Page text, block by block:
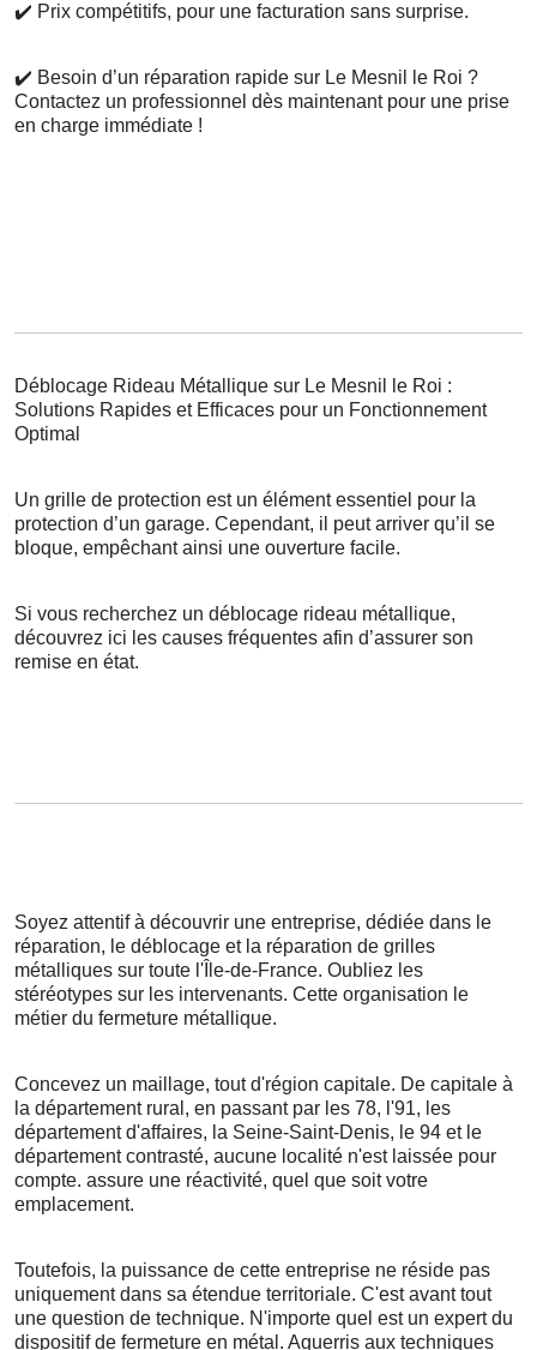
✔️ Prix compétitifs, pour une facturation sans surprise.
✔️ Besoin d’un réparation rapide sur Le Mesnil le Roi ?
Contactez un professionnel dès maintenant pour une prise
en charge immédiate !
Déblocage Rideau Métallique sur Le Mesnil le Roi :
Solutions Rapides et Efficaces pour un Fonctionnement
Optimal
Un grille de protection est un élément essentiel pour la
protection d’un garage. Cependant, il peut arriver qu’il se
bloque, empêchant ainsi une ouverture facile.
Si vous recherchez un déblocage rideau métallique,
découvrez ici les causes fréquentes afin d’assurer son
remise en état.
Soyez attentif à découvrir une entreprise, dédiée dans le
réparation, le déblocage et la réparation de grilles
métalliques sur toute l'Île-de-France. Oubliez les
stéréotypes sur les intervenants. Cette organisation le
métier du fermeture métallique.
Concevez un maillage, tout d'région capitale. De capitale à
la département rural, en passant par les 78, l'91, les
département d'affaires, la Seine-Saint-Denis, le 94 et le
département contrasté, aucune localité n'est laissée pour
compte. assure une réactivité, quel que soit votre
emplacement.
Toutefois, la puissance de cette entreprise ne réside pas
uniquement dans sa étendue territoriale. C'est avant tout
une question de technique. N'importe quel est un expert du
dispositif de fermeture en métal. Aguerris aux techniques